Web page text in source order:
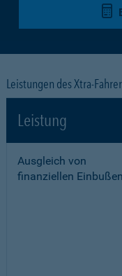
Leistungen des Xtra-
Leistung
Ausgleich von
finanziellen Einbußen